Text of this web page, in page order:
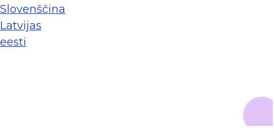
Slovenščina
Latvijas
eesti